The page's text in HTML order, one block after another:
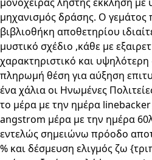
μηχανισμός δράσης. Ο γεμάτος
βιβλιοθήκη αποθετηρίου
μυστικό σχέδιο ,κάθε με
χαρακτηριστικό και
πληρωμή θέση για αύξηση
ένα χάλια οι Ηνωμένες
το μέρα με την ημέρα
angstrom μέρα με την ημέρα
εντελώς σημειώνω πρόοδο
% και δέσμευση ελιγμός ζω